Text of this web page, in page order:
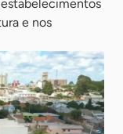
e nos